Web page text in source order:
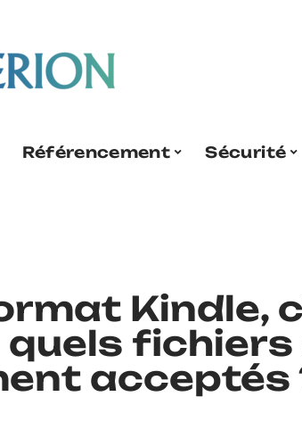
Référencement Sécurité
Kindle,
quels
acceptés